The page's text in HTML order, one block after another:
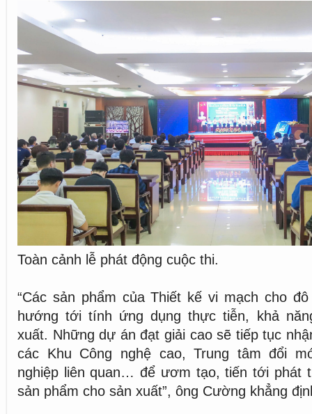
Toàn cảnh lễ phát động cuộc thi.
“Các sản phẩm của Thiết kế vi mạch cho
hướng tới tính ứng dụng thực tiễn, khả
xuất. Những dự án đạt giải cao sẽ tiếp tục
các Khu Công nghệ cao, Trung tâm đổi
nghiệp liên quan… để ươm tạo, tiến tới phát
sản phẩm cho sản xuất”, ông Cường khẳng